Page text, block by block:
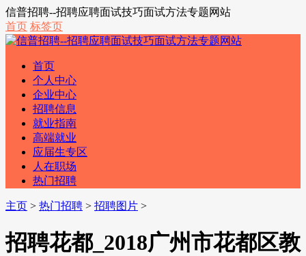
信普招聘--招聘应聘面试技巧面试方法专题网站
首页 标签页
首页
个人中心
企业中心
招聘信息
就业指南
高端就业
应届生专区
人在职场
热门招聘
主页 > 热门招聘 > 招聘图片 >
招聘花都_2018广州市花都区教